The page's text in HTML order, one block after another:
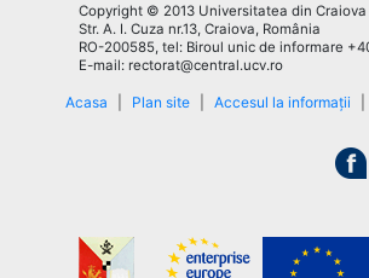
Copyright © 2013 Universitatea din Craiova
Str. A. I. Cuza nr.13, Craiova, România
RO-200585, tel: Biroul unic de informare
E-mail: rectorat@central.ucv.ro
Acasa Plan site Accesul la informații